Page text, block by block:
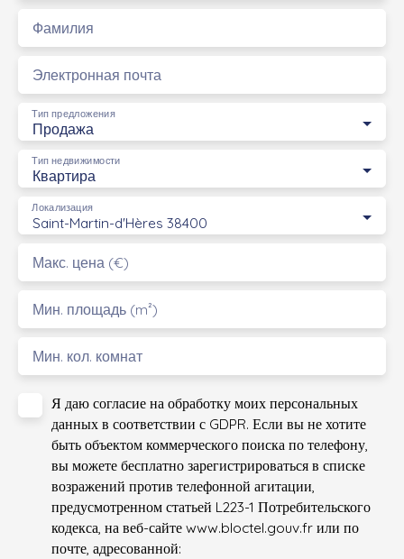
Фамилия
Электронная почта
Продажа
Тип предложения
Квартира
Тип недвижимости
Saint-Martin-d'Hères 38400
Локализация
Макс. цена (€)
Мин. площадь (m²)
Мин. кол. комнат
Я даю согласие на обработку моих персональных
данных в соответствии с GDPR. Если вы не хотите
быть объектом коммерческого поиска по телефону,
вы можете бесплатно зарегистрироваться в списке
возражений против телефонной агитации,
предусмотренном статьей L223-1 Потребительского
кодекса, на веб-сайте www.bloctel.gouv.fr или по
почте, адресованной: